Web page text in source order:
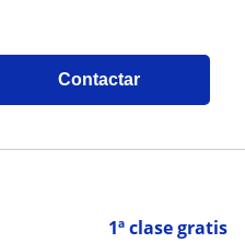
Contactar
1ª clase gratis